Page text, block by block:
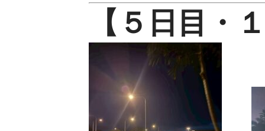
【５ 日目・